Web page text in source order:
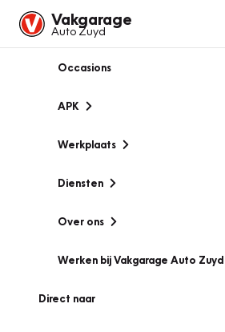
Vakgarage
Auto Zuyd
Occasions
APK
Werkplaats
Diensten
Over ons
Werken bij Vakgarage Auto Zuyd
Direct naar